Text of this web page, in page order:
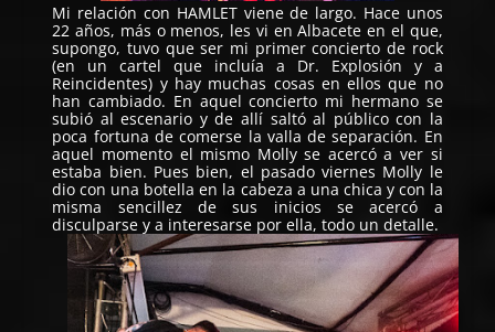
Mi relación con HAMLET viene de largo. Hace unos
22 años, más o menos, les vi en Albacete en el que,
supongo, tuvo que ser mi primer concierto de rock
(en un cartel que incluía a Dr. Explosión y a
Reincidentes) y hay muchas cosas en ellos que no
han cambiado. En aquel concierto mi hermano se
subió al escenario y de allí saltó al público con la
poca fortuna de comerse la valla de separación. En
aquel momento el mismo Molly se acercó a ver si
estaba bien. Pues bien, el pasado viernes Molly le
dio con una botella en la cabeza a una chica y con la
misma sencillez de sus inicios se acercó a
disculparse y a interesarse por ella, todo un detalle.